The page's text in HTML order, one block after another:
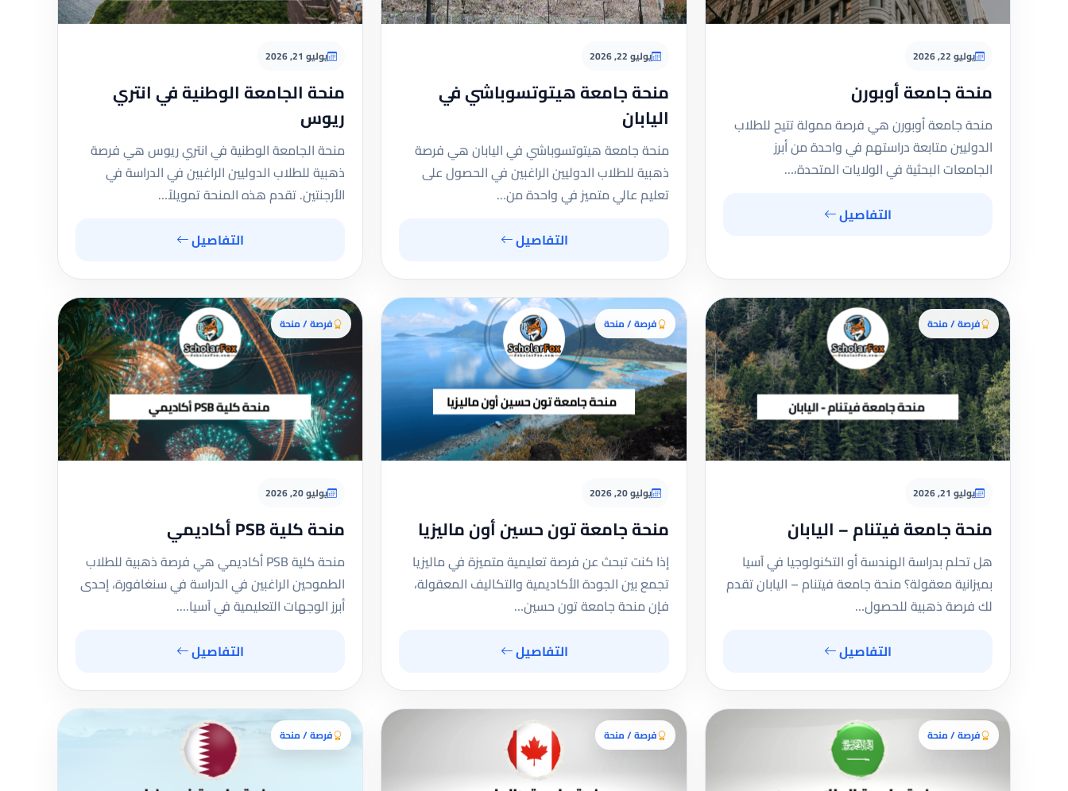
يوليو 22, 2026
منحة جامعة أوبورن
منحة جامعة أوبورن هي فرصة ممولة تتيح للطلاب
الدوليين متابعة دراستهم في واحدة من أبرز
الجامعات البحثية في الولايات المتحدة،…
التفاصيل
يوليو 22, 2026
منحة جامعة هيتوتسوباشي في
اليابان
منحة جامعة هيتوتسوباشي في اليابان هي فرصة
ذهبية للطلاب الدوليين الراغبين في الحصول على
تعليم عالي متميز في واحدة من…
التفاصيل
يوليو 21, 2026
منحة الجامعة الوطنية في انتري
ريوس
منحة الجامعة الوطنية في انتري ريوس هي فرصة
ذهبية للطلاب الدوليين الراغبين في الدراسة في
الأرجنتين. تقدم هذه المنحة تمويلاً…
التفاصيل
فرصة / منحة
يوليو 21, 2026
منحة جامعة فيتنام – اليابان
هل تحلم بدراسة الهندسة أو التكنولوجيا في آسيا
بميزانية معقولة؟ منحة جامعة فيتنام – اليابان تقدم
لك فرصة ذهبية للحصول…
التفاصيل
فرصة / منحة
يوليو 20, 2026
منحة جامعة تون حسين أون ماليزيا
إذا كنت تبحث عن فرصة تعليمية متميزة في ماليزيا
تجمع بين الجودة الأكاديمية والتكاليف المعقولة،
فإن منحة جامعة تون حسين…
التفاصيل
فرصة / منحة
يوليو 20, 2026
منحة كلية PSB أكاديمي
منحة كلية PSB أكاديمي هي فرصة ذهبية للطلاب
الطموحين الراغبين في الدراسة في سنغافورة، إحدى
أبرز الوجهات التعليمية في آسيا.…
التفاصيل
فرصة / منحة فرصة / منحة فرصة / منحة